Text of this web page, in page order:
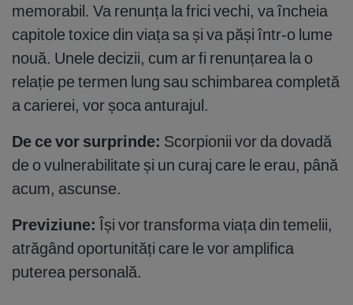
memorabil. Va renunța la frici vechi, va încheia
capitole toxice din viața sa și va păși într-o lume
nouă. Unele decizii, cum ar fi renunțarea la o
relație pe termen lung sau schimbarea completă
a carierei, vor șoca anturajul.
De ce vor surprinde: Scorpionii vor da dovadă
de o vulnerabilitate și un curaj care le erau, până
acum, ascunse.
Previziune: Își vor transforma viața din temelii,
atrăgând oportunități care le vor amplifica
puterea personală.